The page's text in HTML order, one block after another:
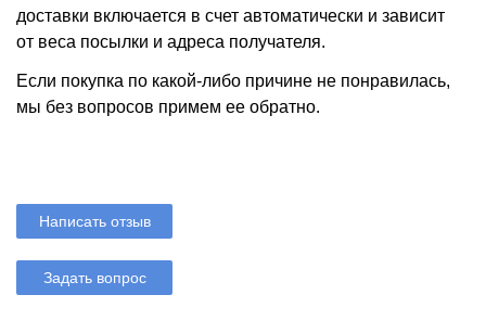
доставки включается в счет автоматически и зависит
от веса посылки и адреса получателя.
Если покупка по какой-либо причине не понравилась,
мы без вопросов примем ее обратно.
Написать отзыв
Задать вопрос